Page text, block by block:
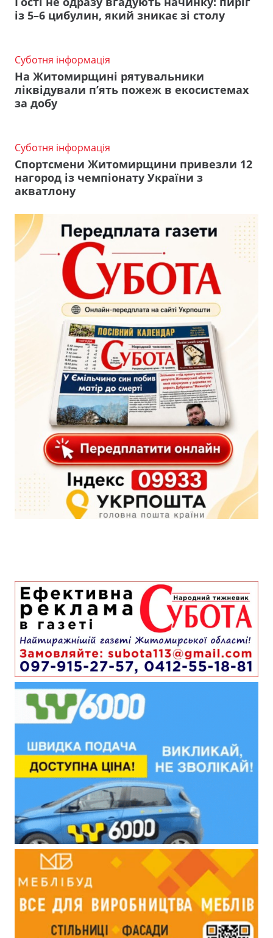
із 5–6 цибулин, який зникає зі столу
Суботня інформація
На Житомирщині рятувальники
ліквідували п’ять пожеж в екосистемах
за добу
Суботня інформація
Спортсмени Житомирщини привезли 12
нагород із чемпіонату України з
акватлону